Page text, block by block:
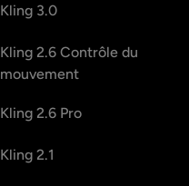
Kling 3.0
Kling 2.6 Contrôle du
mouvement
Kling 2.6 Pro
Kling 2.1